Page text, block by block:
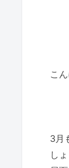
こ
3月
し